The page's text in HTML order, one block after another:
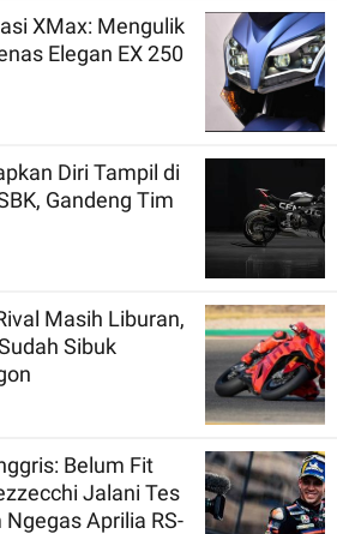
XMax: Mengulik
Elegan EX 250
Diri Tampil di
Gandeng Tim
Masih Liburan,
Sibuk
Belum Fit
Jalani Tes
Aprilia RS-